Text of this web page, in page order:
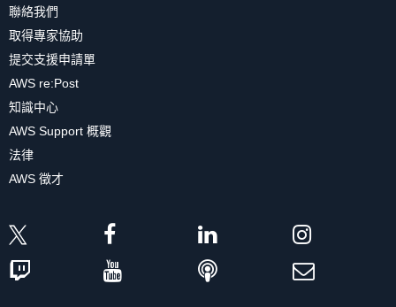
聯絡我們
取得專家協助
提交支援申請單
AWS re:Post
知識中心
AWS Support 概觀
法律
AWS 徵才